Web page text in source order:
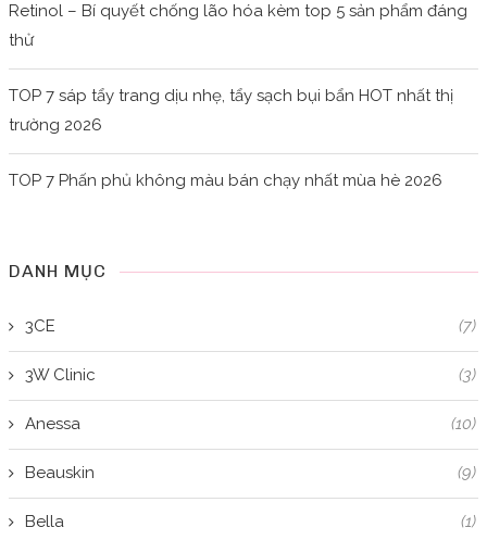
Retinol – Bí quyết chống lão hóa kèm top 5 sản phẩm đáng
thử
TOP 7 sáp tẩy trang dịu nhẹ, tẩy sạch bụi bẩn HOT nhất thị
trường 2026
TOP 7 Phấn phủ không màu bán chạy nhất mùa hè 2026
DANH MỤC
3CE (7)
3W Clinic (3)
Anessa (10)
Beauskin (9)
Bella (1)